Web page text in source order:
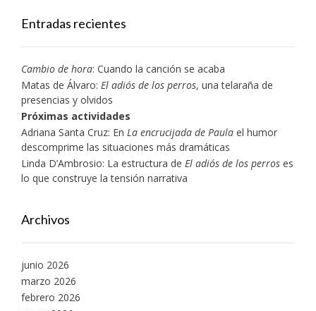
Entradas recientes
Cambio de hora: Cuando la canción se acaba
Matas de Álvaro: El adiós de los perros, una telaraña de
presencias y olvidos
Próximas actividades
Adriana Santa Cruz: En La encrucijada de Paula el humor
descomprime las situaciones más dramáticas
Linda D’Ambrosio: La estructura de El adiós de los perros es
lo que construye la tensión narrativa
Archivos
junio 2026
marzo 2026
febrero 2026